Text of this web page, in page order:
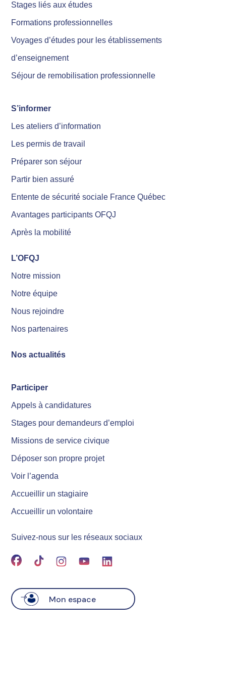
Stages liés aux études
Formations professionnelles
Voyages d’études pour les établissements
d’enseignement
Séjour de remobilisation professionnelle
S’informer
Les ateliers d’information
Les permis de travail
Préparer son séjour
Partir bien assuré
Entente de sécurité sociale France Québec
Avantages participants OFQJ
Après la mobilité
L’OFQJ
Notre mission
Notre équipe
Nous rejoindre
Nos partenaires
Nos actualités
Participer
Appels à candidatures
Stages pour demandeurs d’emploi
Missions de service civique
Déposer son propre projet
Voir l’agenda
Accueillir un stagiaire
Accueillir un volontaire
Suivez-nous sur les réseaux sociaux
Mon espace